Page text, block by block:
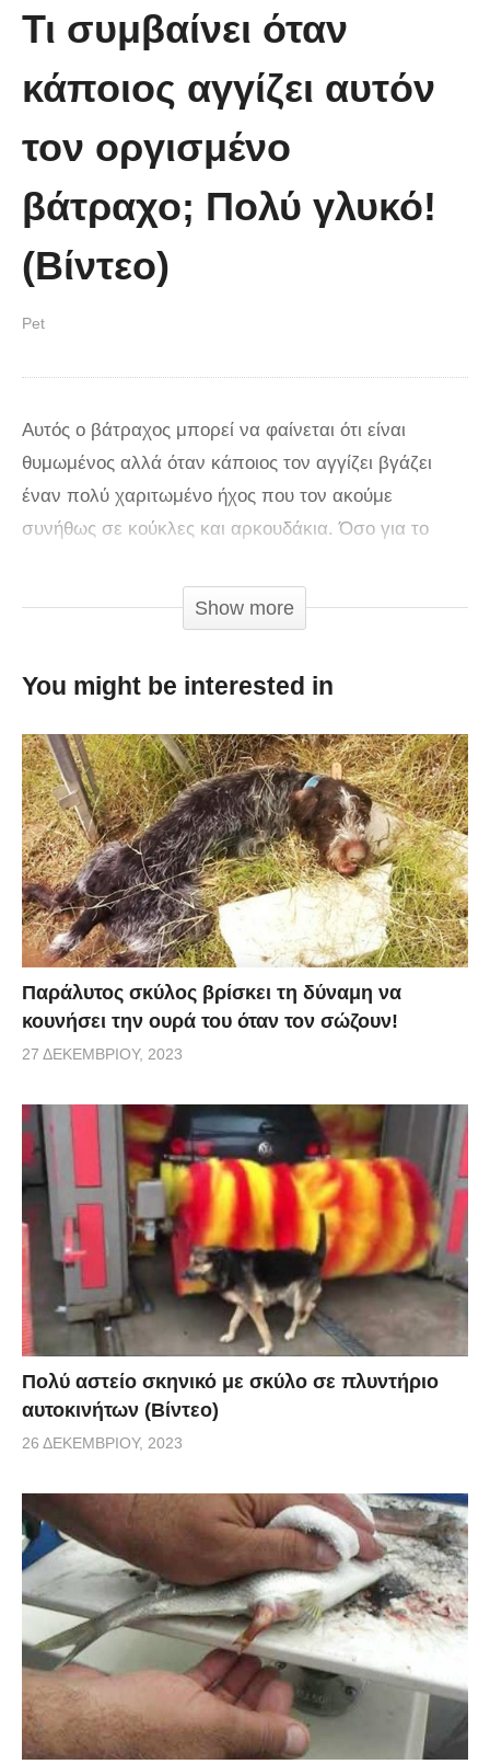
στον κόσμο!! (Video)
Τι συμβαίνει όταν
κάποιος αγγίζει αυτόν
τον οργισμένο
βάτραχο; Πολύ γλυκό!
(Βίντεο)
Pet
Αυτός ο βάτραχος μπορεί να φαίνεται ότι είναι
θυμωμένος αλλά όταν κάποιος τον αγγίζει βγάζει
έναν πολύ χαριτωμένο ήχος που τον ακούμε
συνήθως σε κούκλες και αρκουδάκια. Όσο για το
αγγίζουν. Πανέμορφο!
Show more
You might be interested in
Παράλυτος σκύλος βρίσκει τη δύναμη να
κουνήσει την ουρά του όταν τον σώζουν!
27 ΔΕΚΕΜΒΡΊΟΥ, 2023
Πολύ αστείο σκηνικό με σκύλο σε πλυντήριο
αυτοκινήτων (Βίντεο)
26 ΔΕΚΕΜΒΡΊΟΥ, 2023